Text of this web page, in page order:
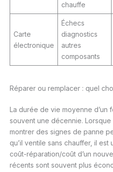
chauffe
Carte
électronique
Échecs
diagnostics
autres
composants
Réparer ou remplacer : quel
La durée de vie moyenne d’un
souvent une décennie. Lorsque
montrer des signes de panne
qu’il ventile sans chauffer, il est
coût-réparation/coût d’un
récents sont souvent plus